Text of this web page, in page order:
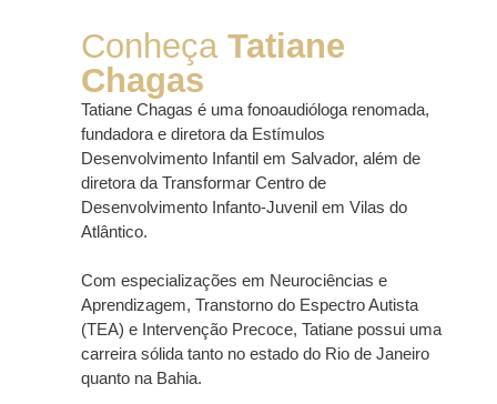
ConheçaTatiane
Chagas
Tatiane Chagas é uma fonoaudióloga renomada,
fundadora e diretora da Estímulos
Desenvolvimento Infantil em Salvador, além de
diretora da Transformar Centro de
Desenvolvimento Infanto-Juvenil em Vilas do
Atlântico.
Com especializações em Neurociências e
Aprendizagem, Transtorno do Espectro Autista
(TEA) e Intervenção Precoce, Tatiane possui uma
carreira sólida tanto no estado do Rio de Janeiro
quanto na Bahia.